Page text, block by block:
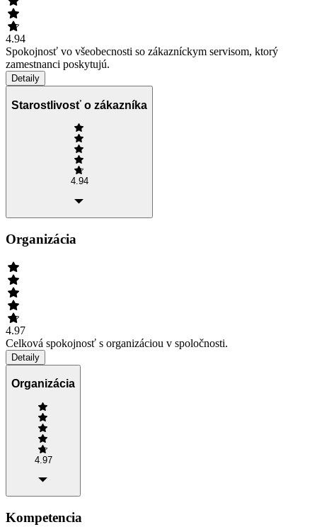
4.94
Spokojnosť vo všeobecnosti so zákazníckym servisom, ktorý
zamestnanci poskytujú.
Detaily
Starostlivosť o zákazníka
4.94
Organizácia
4.97
Celková spokojnosť s organizáciou v spoločnosti.
Detaily
Organizácia
4.97
Kompetencia